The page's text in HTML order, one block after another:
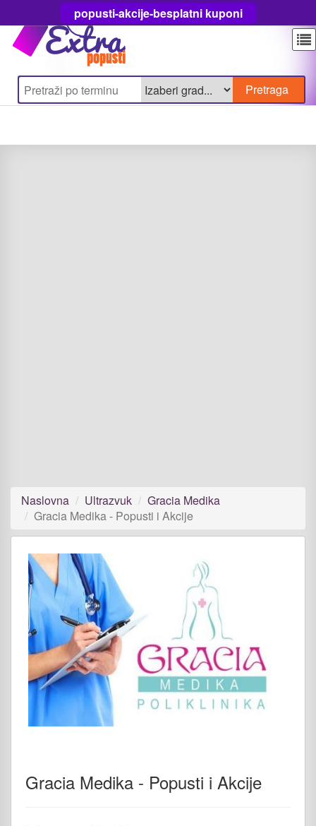
popusti-akcije-besplatni kuponi
Naslovna Ultrazvuk
Gracia Medika
Gracia Medika - Popusti i Akcije
Gracia Medika - Popusti i Akcije